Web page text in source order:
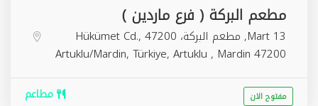
مطعم البركة ( فرع ماردين )
13 Mart, مطعم البركة، Hükümet Cd., 47200
Artuklu/Mardin, Türkiye, Artuklu , Mardin 47200
مطاعم مفتوح الان